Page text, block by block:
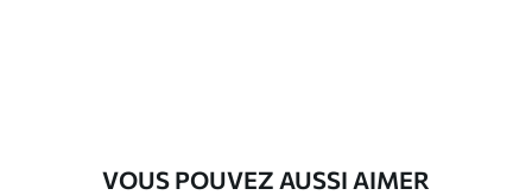
VOUS POUVEZ AUSSI AIMER